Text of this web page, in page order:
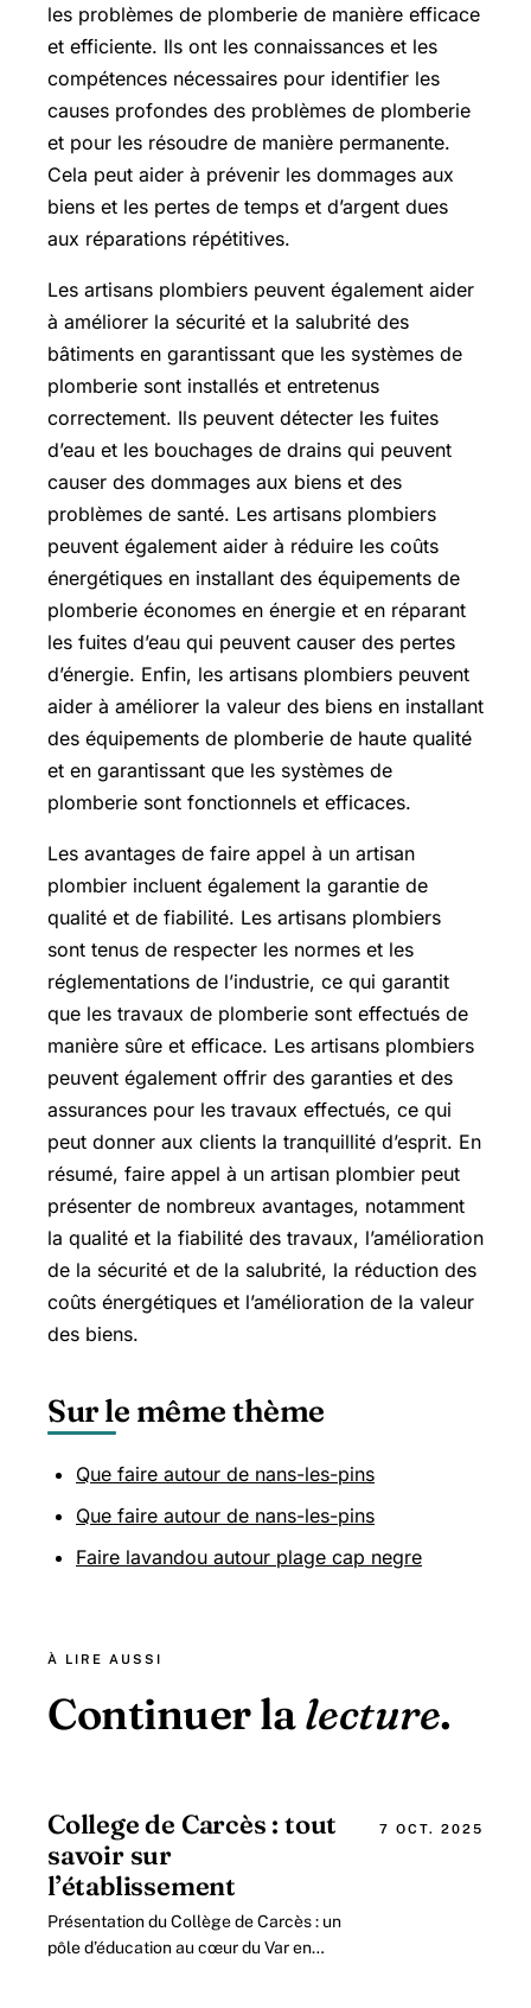
les problèmes de plomberie de manière efficace
et efficiente. Ils ont les connaissances et les
compétences nécessaires pour identifier les
causes profondes des problèmes de plomberie
et pour les résoudre de manière permanente.
Cela peut aider à prévenir les dommages aux
biens et les pertes de temps et d’argent dues
aux réparations répétitives.
Les artisans plombiers peuvent également aider
à améliorer la sécurité et la salubrité des
bâtiments en garantissant que les systèmes de
plomberie sont installés et entretenus
correctement. Ils peuvent détecter les fuites
d’eau et les bouchages de drains qui peuvent
causer des dommages aux biens et des
problèmes de santé. Les artisans plombiers
peuvent également aider à réduire les coûts
énergétiques en installant des équipements de
plomberie économes en énergie et en réparant
les fuites d’eau qui peuvent causer des pertes
d’énergie. Enfin, les artisans plombiers peuvent
aider à améliorer la valeur des biens en installant
des équipements de plomberie de haute qualité
et en garantissant que les systèmes de
plomberie sont fonctionnels et efficaces.
Les avantages de faire appel à un artisan
plombier incluent également la garantie de
qualité et de fiabilité. Les artisans plombiers
sont tenus de respecter les normes et les
réglementations de l’industrie, ce qui garantit
que les travaux de plomberie sont effectués de
manière sûre et efficace. Les artisans plombiers
peuvent également offrir des garanties et des
assurances pour les travaux effectués, ce qui
peut donner aux clients la tranquillité d’esprit. En
résumé, faire appel à un artisan plombier peut
présenter de nombreux avantages, notamment
la qualité et la fiabilité des travaux, l’amélioration
de la sécurité et de la salubrité, la réduction des
coûts énergétiques et l’amélioration de la valeur
des biens.
Sur le même thème
Que faire autour de nans-les-pins
Que faire autour de nans-les-pins
Faire lavandou autour plage cap negre
À LIRE AUSSI
Continuer lalecture.
College de Carcès : tout
savoir sur
l’établissement
Présentation du Collège de Carcès : un
pôle d’éducation au cœur du Var en
7 OCT. 2025